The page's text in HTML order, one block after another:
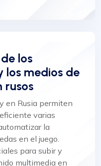
los
los medios de
rusos
en Rusia permiten
varias
la
en el juego.
para subir y
multimedia en